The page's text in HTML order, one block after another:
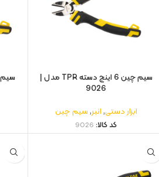
سیم چین 6 اینچ دسته TPR مدل |
9026
ابزار دستی,انبر,سیم چین
کد کالا: 9026